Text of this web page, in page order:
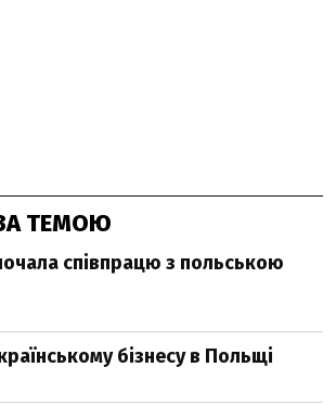
ТЕМОЮ
співпрацю з польською
бізнесу в Польщі